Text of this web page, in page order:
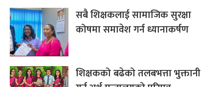
सबै शिक्षकलाई सामाजिक सुरक्षा
कोषमा समावेश गर्न ध्यानाकर्षण
शिक्षकको बढेको तलबभत्ता भुक्तानी